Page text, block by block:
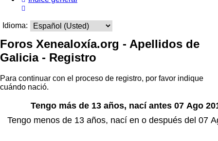
Idioma:
Foros Xenealoxía.org - Apellidos de
Galicia - Registro
Para continuar con el proceso de registro, por favor indique
cuándo nació.